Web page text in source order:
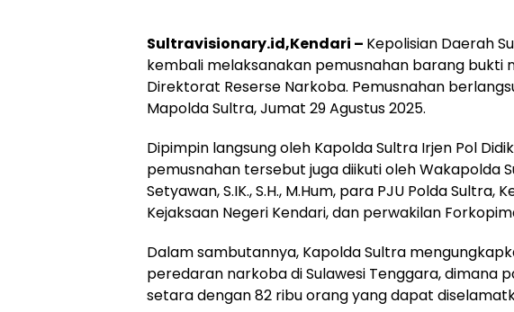
Sultravisionary.id,Kendari – Kepolisian Daerah
kembali melaksanakan pemusnahan barang bukti
Direktorat Reserse Narkoba. Pemusnahan
Mapolda Sultra, Jumat 29 Agustus 2025.
Dipimpin langsung oleh Kapolda Sultra Irjen Pol Didik
pemusnahan tersebut juga diikuti oleh Wakapolda
Setyawan, S.IK., S.H., M.Hum, para PJU Polda Sultra,
Kejaksaan Negeri Kendari, dan perwakilan
Dalam sambutannya, Kapolda Sultra
peredaran narkoba di Sulawesi Tenggara, dimana
setara dengan 82 ribu orang yang dapat